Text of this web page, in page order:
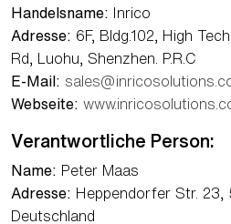
Handelsname: Inrico
Adresse: 6F, Bldg.102, High
Rd, Luohu, Shenzhen. P.R.C
E-Mail:
Webseite:
Verantwortliche Person:
Name: Peter Maas
Adresse: Heppendorfer Str. 23,
Deutschland